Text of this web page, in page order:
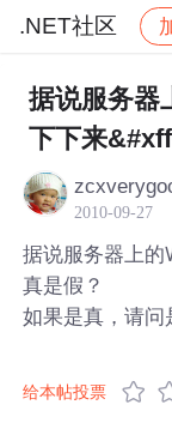
.NET社区
社区 .NET社
据说服务器
下下来
2010-09-27
据说服务器上
真是假？
如果是真，请问
给本帖投票